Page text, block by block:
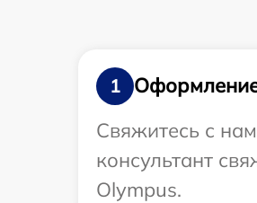
1
Свяжитесь с
консультант
Olympus.